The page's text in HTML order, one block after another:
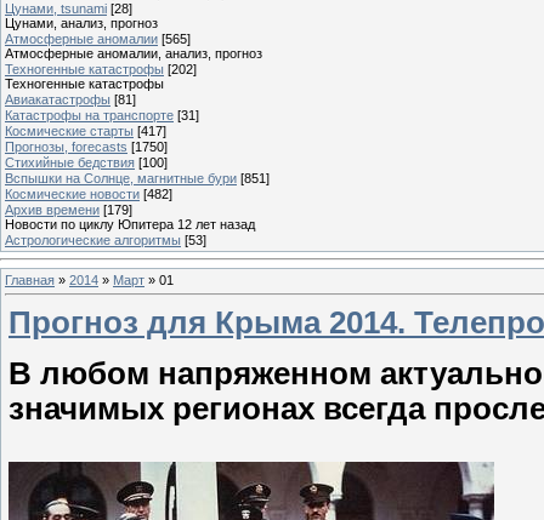
Цунами, tsunami [28]
Цунами, анализ, прогноз
Атмосферные аномалии [565]
Атмосферные аномалии, анализ, прогноз
Техногенные катастрофы [202]
Техногенные катастрофы
Авиакатастрофы [81]
Катастрофы на транспорте [31]
Космические старты [417]
Прогнозы, forecasts [1750]
Стихийные бедствия [100]
Вспышки на Солнце, магнитные бури [851]
Космические новости [482]
Архив времени [179]
Новости по циклу Юпитера 12 лет назад
Астрологические алгоритмы [53]
Главная » 2014 » Март » 01
Прогноз для Крыма 2014.
В любом напряженном
значимых регионах всегда